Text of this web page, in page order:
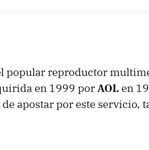
popular reproductor
en 1999 porAOL en
apostar por este servicio,